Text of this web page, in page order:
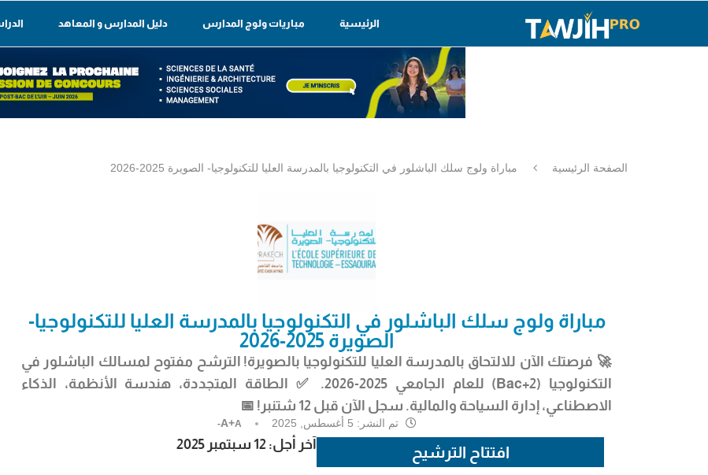
الرئيسية مباريات ولوج المدارس دليل المدارس و المعاهد
الصفحة الرئيسية مباراة ولوج سلك الباشلور في التكنولوجيا بالمدرسة العليا للتكنولوجيا- الصويرة 2025-2026
مباراة ولوج سلك الباشلور في التكنولوجيا بالمدرسة العليا للتكنولوجيا-
الصويرة 2025-2026
🚀 فرصتك الآن للالتحاق بالمدرسة العليا للتكنولوجيا بالصويرة! الترشح مفتوح لمسالك الباشلور في
التكنولوجيا (Bac+2)
للعام الجامعي 2025-2026. ✅ الطاقة المتجددة، هندسة الأنظمة، الذكاء
الاصطناعي، إدارة السياحة والمالية. سجل الآن قبل 12 شتنبر ! 📅
تم النشر: A+A-
افتتاح الترشيح آخر أجل: 12 سبتمبر 2025